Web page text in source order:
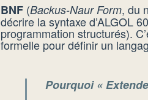
BNF (Backus-Naur Form, du
décrire la syntaxe d’ALGOL
programmation structurés).
formelle pour définir un
Pourquoi «